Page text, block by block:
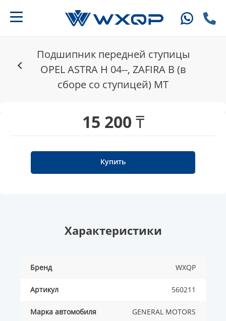
Подшипник передней ступицы
OPEL ASTRA H 04--, ZAFIRA B (в
сборе со ступицей) MT
15 200 ₸
Купить
Характеристики
Бренд WXQP
Артикул 560211
Марка автомобиля GENERAL MOTORS